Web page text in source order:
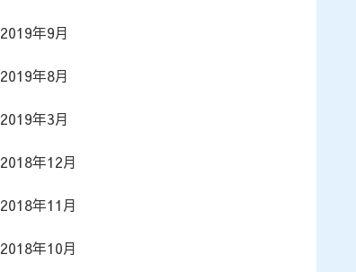
2019年9月
2019年8月
2019年3月
2018年12月
2018年11月
2018年10月